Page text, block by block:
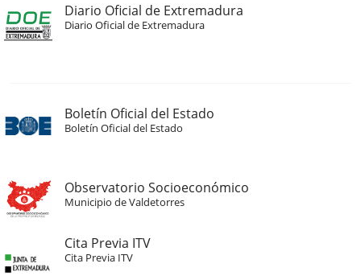
Diario Oficial de Extremadura
Diario Oficial de Extremadura
Boletín Oficial del Estado
Boletín Oficial del Estado
Observatorio Socioeconómico
Municipio de Valdetorres
Cita Previa ITV
Cita Previa ITV